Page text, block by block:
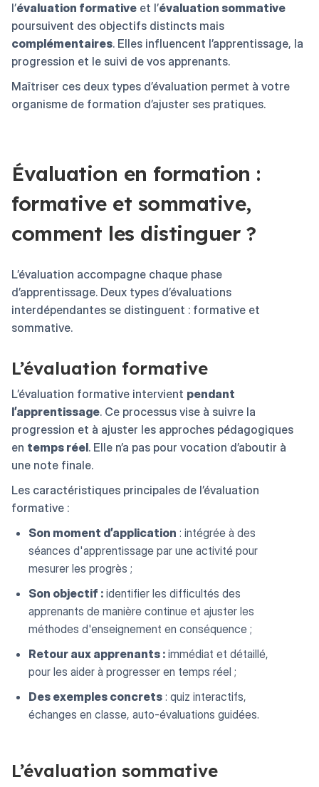
l’évaluation formative et l’évaluation sommative
poursuivent des objectifs distincts mais
complémentaires. Elles influencent l’apprentissage, la
progression et le suivi de vos apprenants.
Maîtriser ces deux types d’évaluation permet à votre
organisme de formation d’ajuster ses pratiques.
Évaluation en formation :
formative et sommative,
comment les distinguer ?
L’évaluation accompagne chaque phase
d’apprentissage. Deux types d’évaluations
interdépendantes se distinguent : formative et
sommative.
L’évaluation formative
L’évaluation formative intervient pendant
l’apprentissage. Ce processus vise à suivre la
progression et à ajuster les approches pédagogiques
en temps réel. Elle n’a pas pour vocation d’aboutir à
une note finale.
Les caractéristiques principales de l’évaluation
formative :
Son moment d’application : intégrée à des
séances d'apprentissage par une activité pour
mesurer les progrès ;
Son objectif : identifier les difficultés des
apprenants de manière continue et ajuster les
méthodes d'enseignement en conséquence ;
Retour aux apprenants : immédiat et détaillé,
pour les aider à progresser en temps réel ;
Des exemples concrets : quiz interactifs,
échanges en classe, auto-évaluations guidées.
L’évaluation sommative